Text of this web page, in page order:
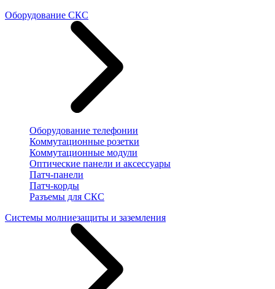
Оборудование СКС
Оборудование телефонии
Коммутационные розетки
Коммутационные модули
Оптические панели и аксессуары
Патч-панели
Патч-корды
Разъемы для СКС
Системы молниезащиты и заземления